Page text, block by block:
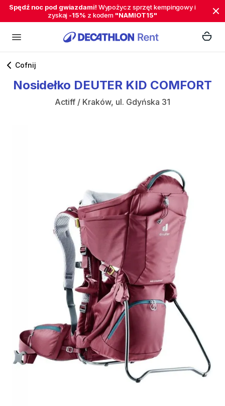
Spędź noc pod gwiazdami! Wypożycz sprzęt kempingowy i
zyskaj -15% z kodem "NAMIOT15"
Cofnij
Nosidełko DEUTER KID COMFORT
Actiff / Kraków, ul. Gdyńska 31